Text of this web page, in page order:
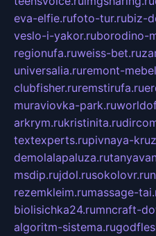
eva-elfie.rufoto-tur.rubiz-
veslo-i-yakor.ruborodino-
regionufa.ruweiss-bet.ru
universalia.ruremont-
clubfisher.ruremstirufa.ru
muraviovka-park.ru
arkrym.rukristinita.ru
textexperts.rupivnaya-
demolalapaluza.ru
msdip.rujdol.rusokolovr.ru
rezemkleim.rumassage-
biolisichka24.rumncraft-
algoritm-sistema.ru